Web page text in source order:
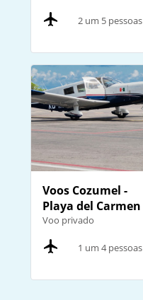
2 um 5 pessoas
Voos Cozumel -
Playa del Carmen
Voo privado
1 um 4 pessoas